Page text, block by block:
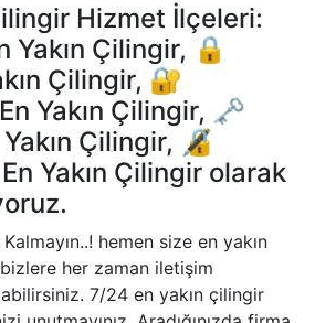
Hizmet İlçeleri:
Yakın Çilingir, 🔒
Çilingir, 🔐
Yakın Çilingir, 🗝
Çilingir, 🔏
Yakın Çilingir olarak
Kalmayın..! hemen size en yakın
her zaman iletişim
7/24 en yakın çilingir